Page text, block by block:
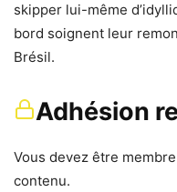
skipper lui-même
bord soignent leur
Brésil.
Adhésion
Vous devez être
contenu.